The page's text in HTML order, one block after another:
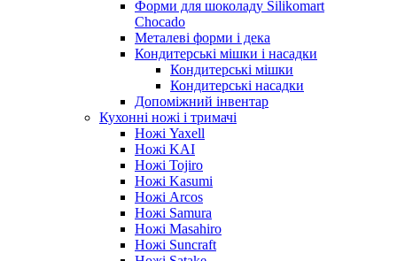
Форми для шоколаду Silikomart
Chocado
Металеві форми і дека
Кондитерські мішки і насадки
Кондитерські мішки
Кондитерські насадки
Допоміжний інвентар
Кухонні ножі і тримачі
Ножі Yaxell
Ножі KAI
Ножі Tojiro
Ножі Kasumi
Ножі Arcos
Ножі Samura
Ножі Masahiro
Ножі Suncraft